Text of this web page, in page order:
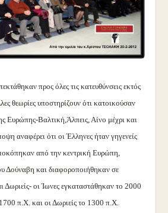
προς όλες τις κατευθύνσεις εκτός
θεωρίες υποστηρίζουν ότι κατοικούσαν
Ευρώπης-Βαλτική,Άλπεις, Αίνο μέχρι και
αναφέρει ότι οι Έλληνες ήταν γηγενείς
από την κεντρική Ευρώπη,
Δούναβη και διαφοροποιήθηκαν σε
Δωριείς- οι Ίωνες εγκαταστάθηκαν το 2000
π.Χ. και οι Δωριείς το 1300 π.Χ.